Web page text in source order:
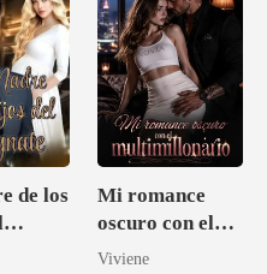
de los
Mi romance
oscuro con el
multimillonario
Viviene